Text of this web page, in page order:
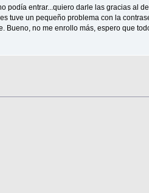
podía entrar...quiero darle las gracias al
tuve un pequeño problema con la
no me enrollo más, espero que